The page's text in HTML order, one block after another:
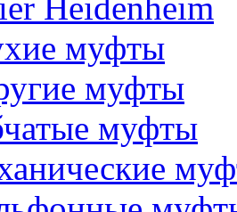
муфты
муфты
муфты